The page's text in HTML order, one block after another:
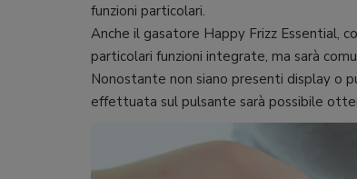
funzioni particolari.
Anche il gasatore Happy Frizz Essential,
particolari funzioni integrate, ma sarà
Nonostante non siano presenti display o
effettuata sul pulsante sarà possibile